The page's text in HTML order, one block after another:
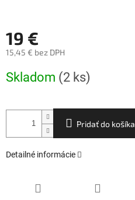
19 €
15,45 € bez DPH
cena:
Skladom (2 ks)
Pridať do košíka
Detailné informácie